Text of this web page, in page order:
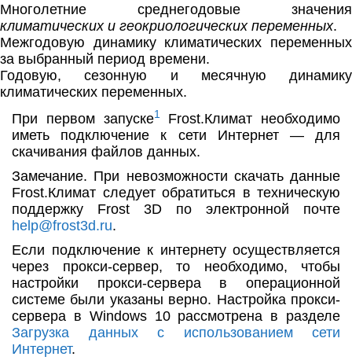
Многолетние среднегодовые значения
климатических и геокриологических переменных.
Межгодовую динамику климатических переменных
за выбранный период времени.
Годовую, сезонную и месячную динамику
климатических переменных.
При первом запуске1Frost.Климат необходимо
иметь подключение к сети Интернет — для
скачивания файлов данных.
Замечание. При невозможности скачать данные
Frost.Климат следует обратиться в техническую
поддержку Frost 3D по электронной почте
help@frost3d.ru.
Если подключение к интернету осуществляется
через прокси-сервер, то необходимо, чтобы
настройки прокси-сер­вера в операционной
системе были указаны верно. Настройка прокси-
сервера в Windows 10 рассмотрена в разделе
Загрузка данных с использованием сети
Интернет.